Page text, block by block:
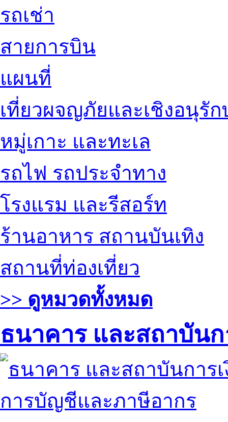
รถเช่า
สายการบิน
แผนที่
เที่ยวผจญภัยและเชิงอนุรัก
หมู่เกาะ และทะเล
รถไฟ รถประจำทาง
โรงแรม และรีสอร์ท
ร้านอาหาร สถานบันเทิง
สถานที่ท่องเที่ยว
>> ดูหมวดทั้งหมด
ธนาคาร และสถาบันก
การบัญชีและภาษีอากร